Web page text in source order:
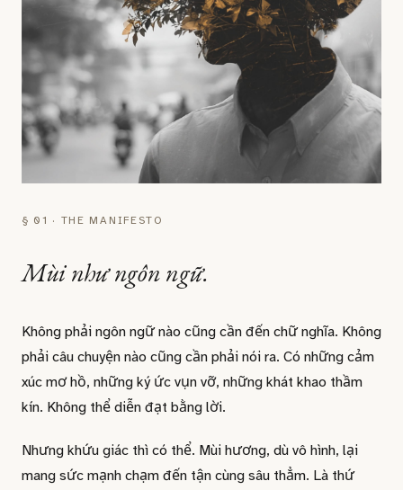
§ 01 · THE MANIFESTO
Mùi như ngôn ngữ.
Không phải ngôn ngữ nào cũng cần đến chữ nghĩa. Không
phải câu chuyện nào cũng cần phải nói ra. Có những cảm
xúc mơ hồ, những ký ức vụn vỡ, những khát khao thầm
kín. Không thể diễn đạt bằng lời.
Nhưng khứu giác thì có thể. Mùi hương, dù vô hình, lại
mang sức mạnh chạm đến tận cùng sâu thẳm. Là thứ